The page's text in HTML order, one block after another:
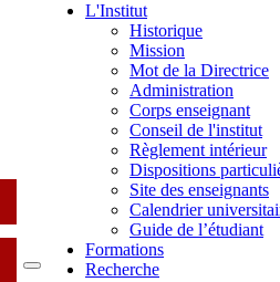
L'Institut
Historique
Mission
Mot de la Directrice
Administration
Corps enseignant
Conseil de l'institut
Règlement intérieur
Dispositions
Site des enseignants
Calendrier
Guide de l’étudiant
Formations
Recherche